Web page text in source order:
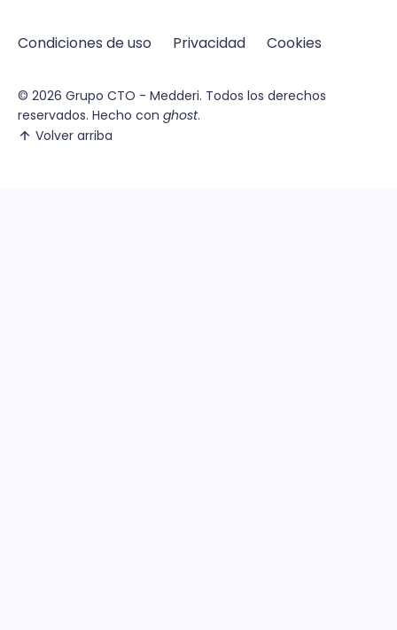
Condiciones de uso Privacidad Cookies
© 2026 Grupo CTO - Medderi. Todos los derechos
reservados. Hecho con ghost.
Volver arriba